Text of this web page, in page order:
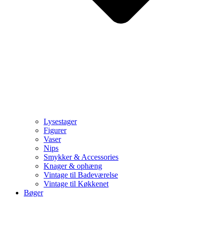
Lysestager
Figurer
Vaser
Nips
Smykker & Accessories
Knager & ophæng
Vintage til Badeværelse
Vintage til Køkkenet
Bøger